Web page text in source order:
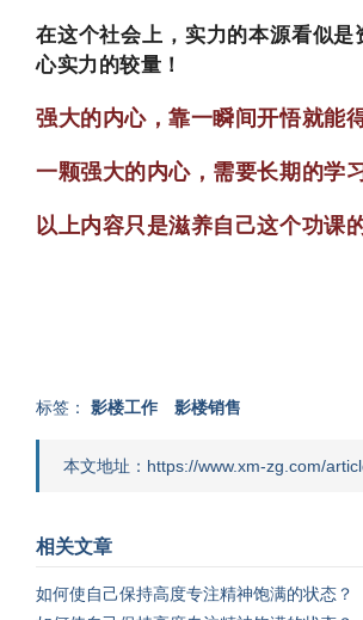
在这个社会上，实力的本源看似
心实力的较量！
强大的内心，靠一瞬间开悟就能
一颗强大的内心，需要长期的学
以上内容只是滋养自己这个功课
标签： 影楼工作 影楼销售
本文地址：https://www.xm-zg.com/
相关文章
如何使自己保持高度专注精神饱满的状态？